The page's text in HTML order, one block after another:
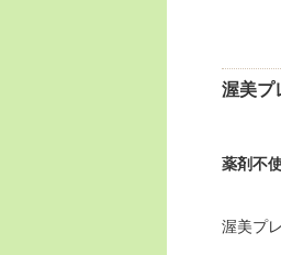
渥美プ
薬剤不
渥美プ